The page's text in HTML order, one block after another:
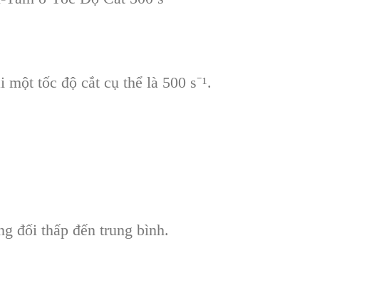
tốc độ cắt cụ thể là 500 s⁻¹.
đối thấp đến trung bình.